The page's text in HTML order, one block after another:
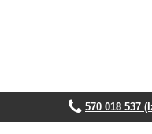
570 018 537